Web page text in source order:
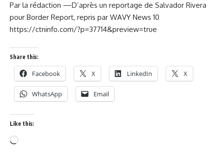
Par la rédaction —D’après un reportage de Salvador Rivera
pour Border Report, repris par WAVY News 10
https://ctninfo.com/?p=37714&preview=true
Share this:
Facebook X LinkedIn X
WhatsApp Email
Like this: